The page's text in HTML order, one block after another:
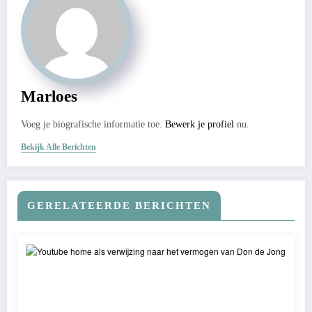
Marloes
Voeg je biografische informatie toe. Bewerk je profiel nu.
Bekijk Alle Berichten
GERELATEERDE BERICHTEN